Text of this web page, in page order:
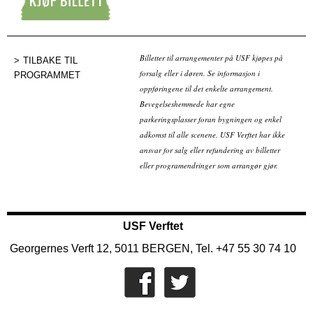
TILBAKE TIL
PROGRAMMET
Billetter til arrangementer på USF kjøpes på
forsalg eller i døren. Se informasjon i
oppføringene til det enkelte arrangement.
Bevegelseshemmede har egne
parkeringsplasser foran bygningen og enkel
adkomst til alle scenene. USF Verftet har ikke
ansvar for salg eller refundering av billetter
eller programendringer som arrangør gjør.
USF Verftet
Georgernes Verft 12, 5011 BERGEN, Tel. +47 55 30 74 10